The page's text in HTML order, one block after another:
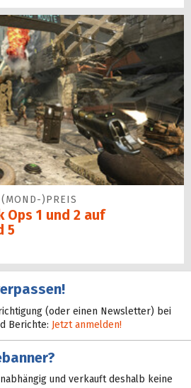
)PREIS
Ops 1 und 2 auf
5
(oder einen Newsletter) bei
Berichte: Jetzt anmelden!
und verkauft deshalb keine